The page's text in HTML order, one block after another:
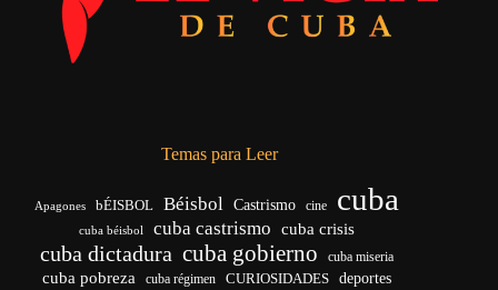
Temas para Leer
Apagones bÉISBOL Béisbol Castrismo cine cuba
cuba béisbol cuba castrismo cuba crisis
cuba dictadura cuba gobierno cuba miseria
cuba pobreza cuba régimen CURIOSIDADES deportes